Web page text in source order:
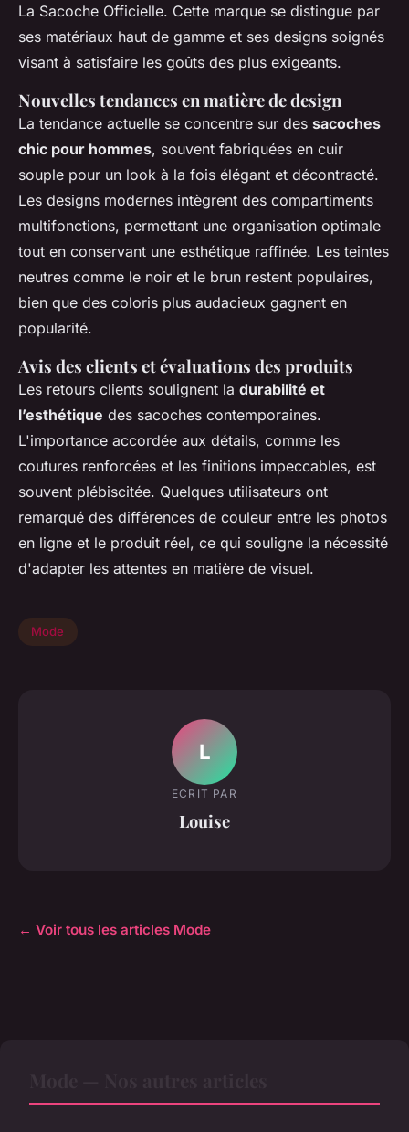
La Sacoche Officielle. Cette marque se distingue par
ses matériaux haut de gamme et ses designs soignés
visant à satisfaire les goûts des plus exigeants.
Nouvelles tendances en matière de design
La tendance actuelle se concentre sur des sacoches
chic pour hommes, souvent fabriquées en cuir
souple pour un look à la fois élégant et décontracté.
Les designs modernes intègrent des compartiments
multifonctions, permettant une organisation optimale
tout en conservant une esthétique raffinée. Les teintes
neutres comme le noir et le brun restent populaires,
bien que des coloris plus audacieux gagnent en
popularité.
Avis des clients et évaluations des produits
Les retours clients soulignent la durabilité et
l’esthétique des sacoches contemporaines.
L'importance accordée aux détails, comme les
coutures renforcées et les finitions impeccables, est
souvent plébiscitée. Quelques utilisateurs ont
remarqué des différences de couleur entre les photos
en ligne et le produit réel, ce qui souligne la nécessité
d'adapter les attentes en matière de visuel.
Mode
L
ECRIT PAR
Louise
← Voir tous les articles Mode